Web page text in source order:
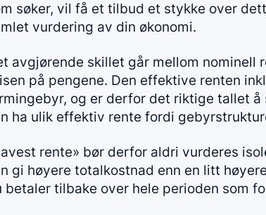
søker, vil få et tilbud et stykke over
vurdering av din økonomi.
avgjørende skillet går mellom nominell
på pengene. Den effektive renten
og er derfor det riktige tallet å
ha ulik effektiv rente fordi
rente» bør derfor aldri vurderes
gi høyere totalkostnad enn en litt
betaler tilbake over hele perioden som